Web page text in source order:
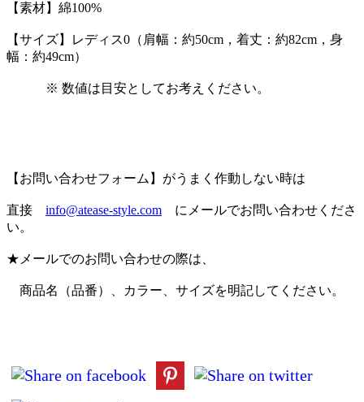
【素材】綿100%
【サイズ】レディス0（肩幅：約50cm，着丈：約82cm，身
幅：約49cm）
※ 数値は目安としてお考えください。
【お問い合わせフォーム】がうまく作動しない時は
直接 info@atease-style.com にメールでお問い合わせくださ
い。
★メールでのお問い合わせの際は、
商品名（品番）、カラー、サイズを明記してください。